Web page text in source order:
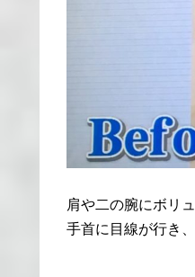
肩や二の腕にボリ
手首に目線が行き